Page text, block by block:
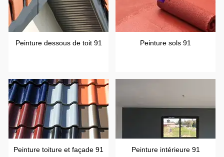
Peinture dessous de toit 91 Peinture sols 91
Peinture toiture et façade 91 Peinture intérieure 91